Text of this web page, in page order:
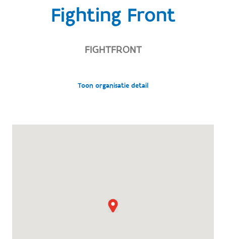
Fighting Front
FIGHTFRONT
Toon organisatie detail